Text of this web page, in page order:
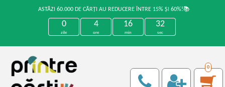
ASTĂZI 60.000 DE CĂRȚI AU REDUCERE ÎNTRE 15% ȘI 60%!📚
0
zile
4
ore
16
min
31
sec
0